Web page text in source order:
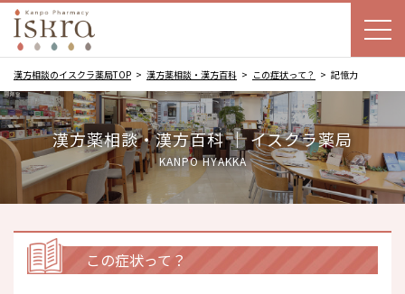
漢方相談のイスクラ薬局TOP 漢方薬相談・漢方百科 この症状って？ 記憶力
漢方薬相談・漢方百科 ｜ イスクラ薬局
KANPO HYAKKA
この症状って？